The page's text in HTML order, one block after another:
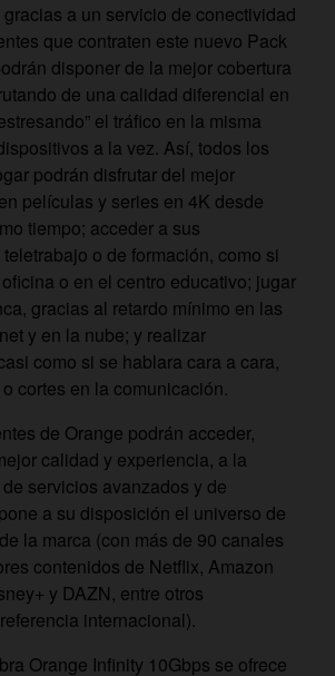
gracias a un servicio de conectividad
que contraten este nuevo Pack
disponer de la mejor cobertura
de una calidad diferencial en
el tráfico en la misma
a la vez. Así, todos los
podrán disfrutar del mejor
películas y series en 4K desde
tiempo; acceder a sus
o de formación, como si
o en el centro educativo; jugar
gracias al retardo mínimo en las
y en la nube; y realizar
como si se hablara cara a cara,
cortes en la comunicación.
de Orange podrán acceder,
calidad y experiencia, a la
servicios avanzados y de
a su disposición el universo de
la marca (con más de 90 canales
contenidos de Netflix, Amazon
y DAZN, entre otros
internacional).
Orange Infinity 10Gbps se ofrece